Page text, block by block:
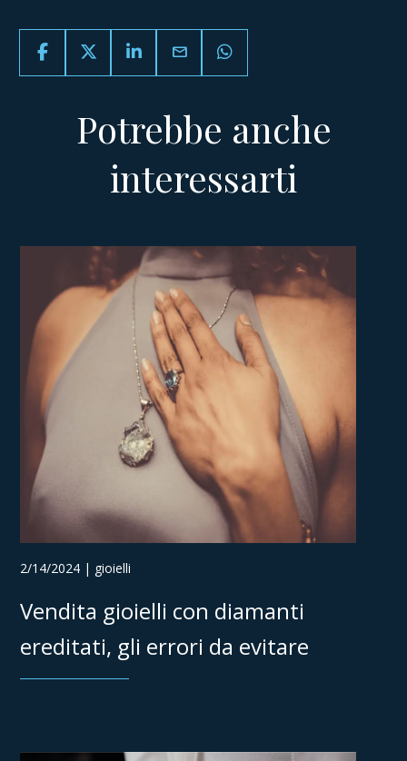
email
Potrebbe anche
interessarti
2/14/2024 | gioielli
Vendita gioielli con diamanti
ereditati, gli errori da evitare